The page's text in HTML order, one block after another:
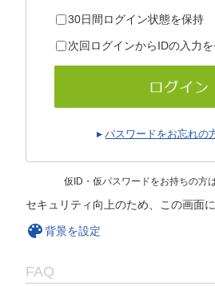
30日間ログイン状態を保持
次回ログインからIDの入力
パスワードをお忘れの
仮ID・仮パスワードをお持ちの方
セキュリティ向上のため、この画面
背景を設定
FAQ